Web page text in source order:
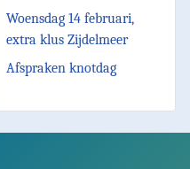
Woensdag 14 februari,
extra klus Zijdelmeer
Afspraken knotdag